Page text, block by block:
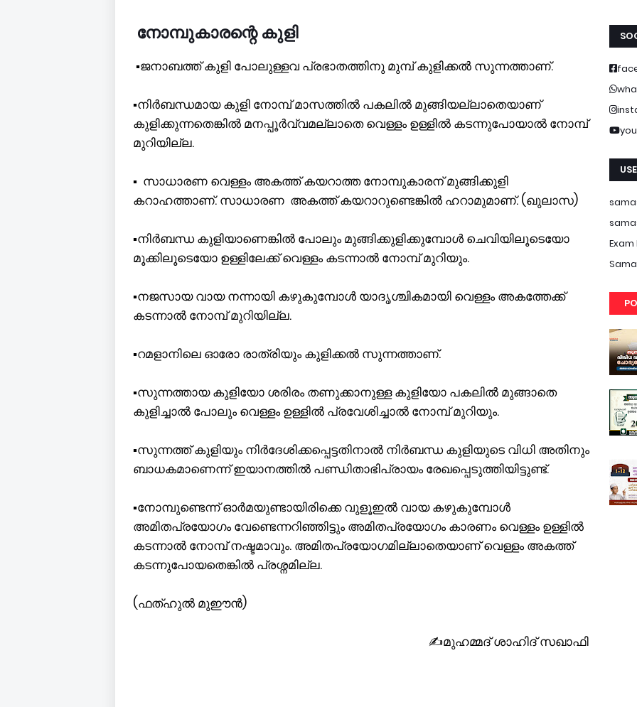
നോമ്പുകാരന്റെ കുളി
▪️ജനാബത്ത് കുളി പോലുള്ളവ പ്രഭാതത്തിനു മുമ്പ് കുളിക്കൽ സുന്നത്താണ്.
▪️നിർബന്ധമായ കുളി നോമ്പ് മാസത്തിൽ പകലിൽ മുങ്ങിയല്ലാതെയാണ്
കുളിക്കുന്നതെങ്കിൽ മനപ്പൂർവ്വമല്ലാതെ വെള്ളം ഉള്ളില്‍ കടന്നുപോയാൽ നോമ്പ്
മുറിയില്ല.
▪️ സാധാരണ വെള്ളം അകത്ത് കയറാത്ത നോമ്പുകാരന് മുങ്ങിക്കുളി
കറാഹത്താണ്. സാധാരണ അകത്ത് കയറാറുണ്ടെങ്കിൽ ഹറാമുമാണ്. (ഖുലാസ)
▪️നിർബന്ധ കുളിയാണെങ്കിൽ പോലും മുങ്ങിക്കുളിക്കുമ്പോൾ ചെവിയിലൂടെയോ
മൂക്കിലൂടെയോ ഉള്ളിലേക്ക് വെള്ളം കടന്നാൽ നോമ്പ് മുറിയും.
▪️നജസായ വായ നന്നായി കഴുകുമ്പോൾ യാദൃശ്ചികമായി വെള്ളം അകത്തേക്ക്
കടന്നാൽ നോമ്പ് മുറിയില്ല.
▪️റമളാനിലെ ഓരോ രാത്രിയും കുളിക്കൽ സുന്നത്താണ്.
▪️സുന്നത്തായ കുളിയോ ശരിരം തണുക്കാനുള്ള കുളിയോ പകലിൽ മുങ്ങാതെ
കുളിച്ചാൽ പോലും വെള്ളം ഉള്ളില്‍ പ്രവേശിച്ചാല്‍ നോമ്പ് മുറിയും.
▪️സുന്നത്ത് കുളിയും നിർദേശിക്കപ്പെട്ടതിനാൽ നിർബന്ധ കുളിയുടെ വിധി അതിനും
ബാധകമാണെന്ന് ഇയാനത്തിൽ പണ്ഡിതാഭിപ്രായം രേഖപ്പെടുത്തിയിട്ടുണ്ട്.
▪️നോമ്പുണ്ടെന്ന് ഓർമയുണ്ടായിരിക്കെ വുളൂഇൽ വായ കഴുകുമ്പോൾ
അമിതപ്രയോഗം വേണ്ടെന്നറിഞ്ഞിട്ടും അമിതപ്രയോഗം കാരണം വെള്ളം ഉള്ളില്‍
കടന്നാൽ നോമ്പ് നഷ്ടമാവും. അമിതപ്രയോഗമില്ലാതെയാണ് വെള്ളം അകത്ത്
കടന്നുപോയതെങ്കിൽ പ്രശ്നമില്ല.
(ഫത്ഹുൽ മുഈൻ)
✍️മുഹമ്മദ് ശാഹിദ് സഖാഫി
Exam